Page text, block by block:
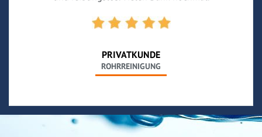
PRIVATKUNDE
ROHRREINIGUNG